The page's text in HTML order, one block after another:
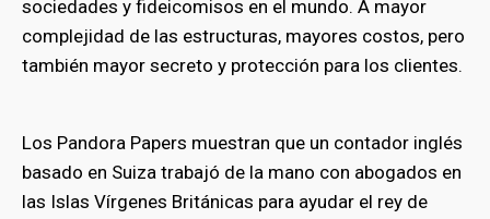
sociedades y fideicomisos en el mundo. A mayor
complejidad de las estructuras, mayores costos, pero
también mayor secreto y protección para los clientes.
Los Pandora Papers muestran que un contador inglés
basado en Suiza trabajó de la mano con abogados en
las Islas Vírgenes Británicas para ayudar el rey de